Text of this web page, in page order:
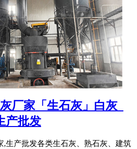
厂家「生石灰」白灰_
产批发
,生产批发各类生石灰、熟石灰、建筑